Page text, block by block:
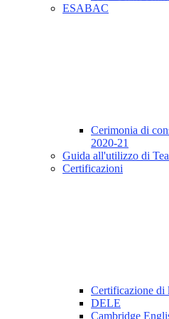
ESABAC
Cerimonia di
2020-21
Guida all'utilizzo di
Certificazioni
Certificazione di
DELE
Cambridge